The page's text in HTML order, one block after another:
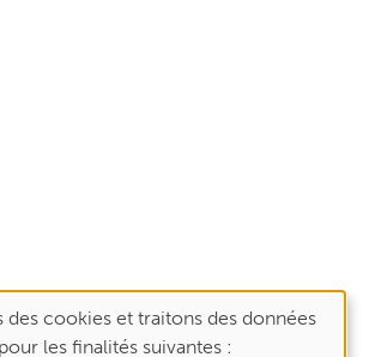
des cookies et traitons des données
les finalités suivantes :